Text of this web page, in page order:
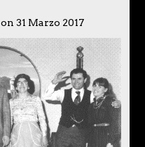
on 31 Marzo 2017